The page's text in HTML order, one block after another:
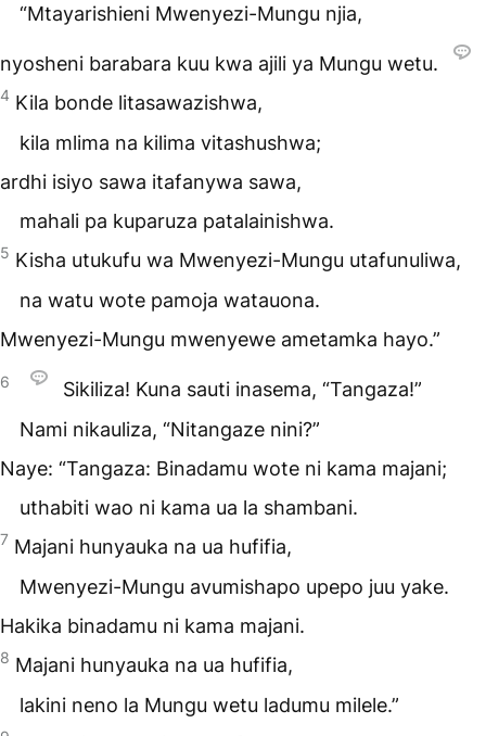
“Mtayarishieni Mwenyezi-Mungu njia,
nyosheni barabara kuu kwa ajili ya Mungu wetu.
4 Kila bonde litasawazishwa,
kila mlima na kilima vitashushwa;
ardhi isiyo sawa itafanywa sawa,
mahali pa kuparuza patalainishwa.
5 Kisha utukufu wa Mwenyezi-Mungu utafunuliwa,
na watu wote pamoja watauona.
Mwenyezi-Mungu mwenyewe ametamka hayo.”
6
Sikiliza! Kuna sauti inasema, “Tangaza!”
Nami nikauliza, “Nitangaze nini?”
Naye: “Tangaza: Binadamu wote ni kama majani;
uthabiti wao ni kama ua la shambani.
7 Majani hunyauka na ua hufifia,
Mwenyezi-Mungu avumishapo upepo juu yake.
Hakika binadamu ni kama majani.
8 Majani hunyauka na ua hufifia,
lakini neno la Mungu wetu ladumu milele.”